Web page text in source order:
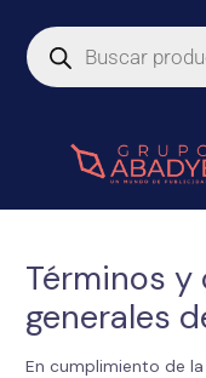
contenido
de
productos
Términos
generales
En cumplimiento de